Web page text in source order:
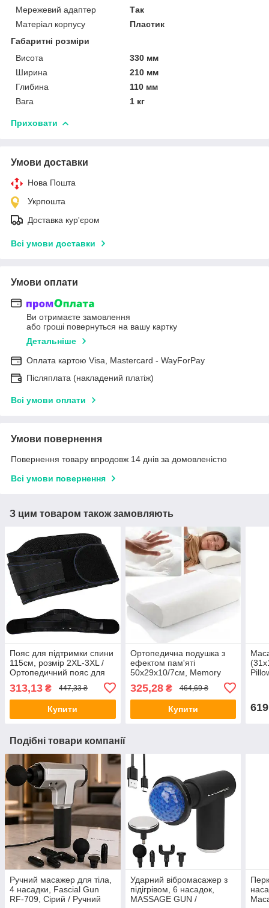
Мережевий адаптер
Так
Матеріал корпусу
Пластик
Габаритні розміри
Висота
330 мм
Ширина
210 мм
Глибина
110 мм
Вага
1 кг
Приховати
Умови доставки
Нова Пошта
Укрпошта
Доставка кур'єром
Всі умови доставки
Умови оплати
Ви отримаєте замовлення
або гроші повернуться на вашу картку
Детальніше
Оплата картою Visa, Mastercard - WayForPay
Післяплата (накладений платіж)
Всі умови оплати
Умови повернення
Повернення товару впродовж 14 днів за домовленістю
Всі умови повернення
З цим товаром також замовляють
Пояс для підтримки спини
115см, розмір 2XL-3XL /
Ортопедичний пояс для
корекції осанки / Пояс для
попереку
313,13 ₴ 447,33 ₴
Купити
Ортопедична подушка з
ефектом пам'яті
50x29x10/7см, Memory
ортопедична для сну
325,28₴ 464,69 ₴
Купити 619
Подібні товари компанії
Ручний масажер для тіла,
4 насадки, Fascial Gun
RF‑709, Сірий / Ручний
Ударний вібромасажер з
підігрівом, 6 насадок,
MASSAGE GUN /